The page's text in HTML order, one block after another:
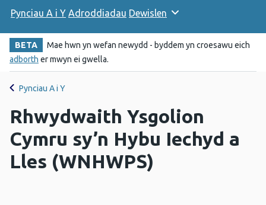
Pynciau A i Y Adroddiadau Dewislen
BETA
Mae hwn yn wefan newydd - byddem yn croesawu eich
adborth er mwyn ei gwella.
Pynciau A i Y
Rhwydwaith Ysgolion
Cymru sy’n Hybu Iechyd a
Lles (WNHWPS)